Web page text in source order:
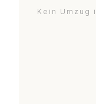
Kein Umzug